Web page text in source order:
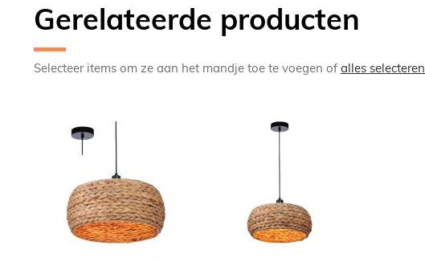
Gerelateerde producten
Selecteer items om ze aan het mandje toe te voegen of alles selecteren
TOEVOEGEN